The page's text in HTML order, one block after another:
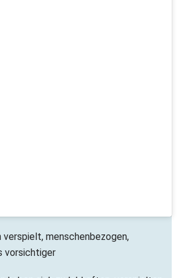
menschenbezogen,
vorsichtiger